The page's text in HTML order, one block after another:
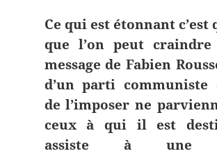
Ce qui est étonnant c’est
que l’on peut
message de Fabien
d’un parti communiste
de l’imposer ne
ceux à qui il est
assiste à une